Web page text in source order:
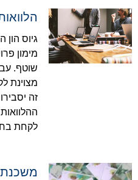
גיוס הון
מימון
שוטף.
מצוינת
זה
לקחת